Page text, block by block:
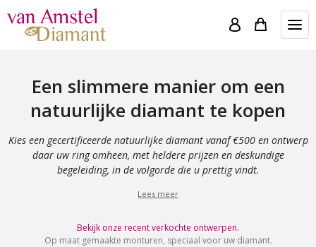
Een slimmere manier om een
natuurlijke diamant te kopen
Kies een gecertificeerde natuurlijke diamant vanaf €500 en ontwerp
daar uw ring omheen, met heldere prijzen en deskundige
begeleiding, in de volgorde die u prettig vindt.
Lees meer
Bekijk onze recent verkochte ontwerpen.
Op maat gemaakte monturen, speciaal voor uw diamant.